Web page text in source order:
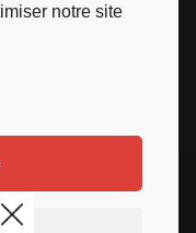
notre site
Youtube